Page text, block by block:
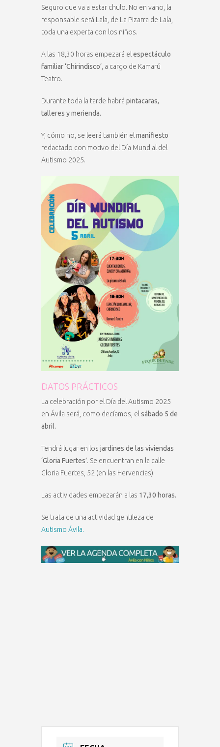
Seguro que va a estar chulo. No en vano, la
responsable será Lala, de La Pizarra de Lala,
toda una experta con los niños.
A las 18,30 horas empezará el espectáculo
familiar ‘Chirindisco’ , a cargo de Kamarú
Teatro.
Durante toda la tarde habrá pintacaras,
talleres y merienda.
Y, cómo no, se leerá también el manifiesto
redactado con motivo del Día Mundial del
Autismo 2025.
DATOS PRÁCTICOS
La celebración por el Día del Autismo 2025
en Ávila será, como decíamos, elsábado 5 de
abril.
Tendrá lugar en los jardines de las viviendas
‘Gloria Fuertes’. Se encuentran en la calle
Gloria Fuertes, 52 (en las Hervencias).
Las actividades empezarán a las 17,30 horas.
Se trata de una actividad gentileza de
Autismo Ávila.